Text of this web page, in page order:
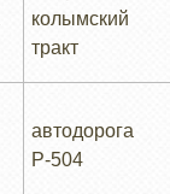
колымский
тракт
автодорога
Р-504